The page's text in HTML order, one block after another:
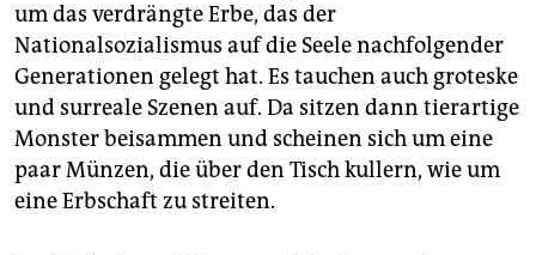
um das verdrängte Erbe, das der
Nationalsozialismus auf die Seele nachfolgender
Generationen gelegt hat. Es tauchen auch groteske
und surreale Szenen auf. Da sitzen dann tierartige
Monster beisammen und scheinen sich um eine
paar Münzen, die über den Tisch kullern, wie um
eine Erbschaft zu streiten.